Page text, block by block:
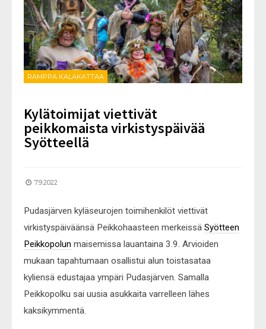
RAMPPA KALAKATTAA
Kylätoimijat viettivät
peikkomaista virkistyspäivää
Syötteellä
7.9.2022
Pudasjärven kyläseurojen toimihenkilöt viettivät
virkistyspäiväänsä Peikkohaasteen merkeissä Syötteen
Peikkopolun maisemissa lauantaina 3.9. Arvioiden
mukaan tapahtumaan osallistui alun toistasataa
kyliensä edustajaa ympäri Pudasjärven. Samalla
Peikkopolku sai uusia asukkaita varrelleen lähes
kaksikymmentä.